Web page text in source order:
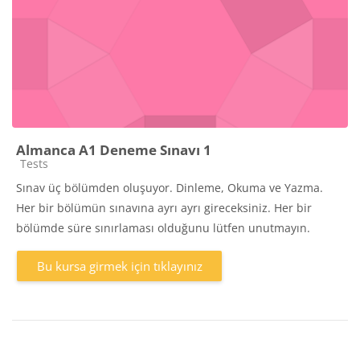
Almanca A1 Deneme Sınavı 1
Kurs kategorisi
Tests
Sınav üç bölümden oluşuyor. Dinleme, Okuma ve Yazma.
Her bir bölümün sınavına ayrı ayrı gireceksiniz. Her bir
bölümde süre sınırlaması olduğunu lütfen unutmayın.
Bu kursa girmek için tıklayınız